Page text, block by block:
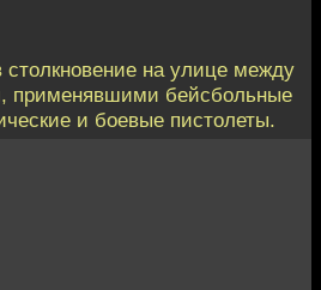
на улице между
применявшими бейсбольные
и боевые пистолеты.